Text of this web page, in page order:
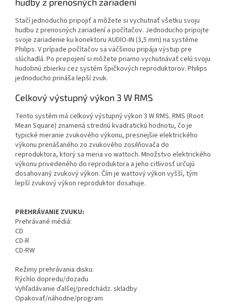
Stačí jednoducho pripojiť a môžete si vychutnať všetku svoju
hudbu z prenosných zariadení a počítačov. Jednoducho pripojte
svoje zariadenie ku konektoru AUDIO-IN (3,5 mm) na systéme
Philips. V prípade počítačov sa väčšinou pripája výstup pre
slúchadlá. Po prepojení si môžete priamo vychutnávať celú svoju
hudobnú zbierku cez systém špičkových reproduktorov. Philips
jednoducho prináša lepší zvuk.
Celkový výstupný výkon 3 W RMS
Tento systém má celkový výstupný výkon 3 W RMS. RMS (Root
Mean Square) znamená strednú kvadratickú hodnotu, čo je
typické meranie zvukového výkonu, presnejšie elektrického
výkonu prenášaného zo zvukového zosilňovača do
reproduktora, ktorý sa meria vo wattoch. Množstvo elektrického
výkonu privedeného do reproduktora a jeho citlivosť určujú
dosahovaný zvukový výkon. Čím je wattový výkon vyšší, tým
lepší zvukový výkon reproduktor dosahuje.
PREHRÁVANIE ZVUKU:
Prehrávané médiá:
CD
CD-R
CD-RW
Režimy prehrávania disku:
Rýchlo dopredu/dozadu
Vyhľadávanie ďalšej/predchádz. skladby
Opakovať/náhodne/program